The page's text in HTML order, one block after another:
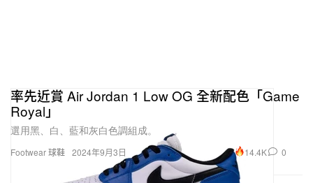
Footwear 球鞋
率先近賞 Air Jordan 1 Low OG 全新配色「Game
Royal」
選用黑、白、藍和灰白色調組成。
2024年9月3日 14.4K 0